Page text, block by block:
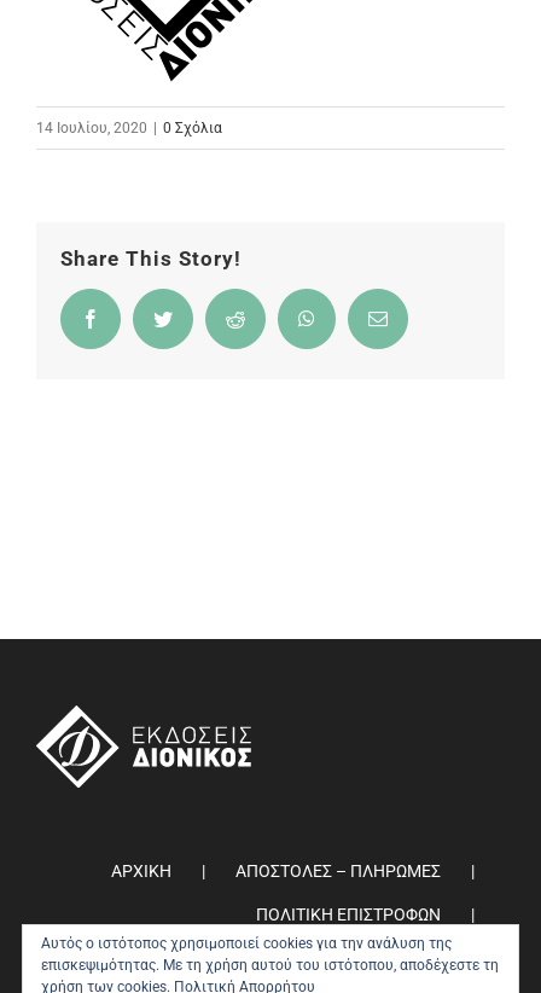
14 Ιουλίου, 2020 0 Σχόλια
Share This Story!
FacebookTwitter Reddit WhatsAppEmail
ΑΡΧΙΚΗ ΑΠΟΣΤΟΛΕΣ – ΠΛΗΡΩΜΕΣ
ΠΟΛΙΤΙΚΗ ΕΠΙΣΤΡΟΦΩΝ
ΠΟΛΙΤΙΚΗ ΑΠΟΡΡΗΤΟΥ 0
Αυτός ο ιστότοπος χρησιμοποιεί cookies για την ανάλυση της
επισκεψιμότητας. Με τη χρήση αυτού του ιστότοπου, αποδέχεστε τη
χρήση των cookies. Πολιτική Απορρήτου